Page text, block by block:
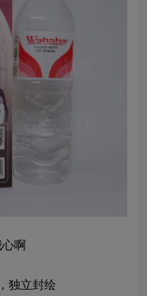
啊
独立封绘